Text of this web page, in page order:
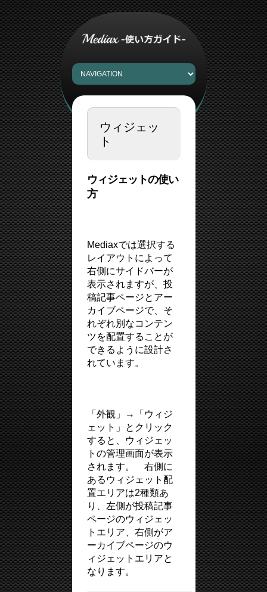
ウィジェッ
ト
ウィジェットの使い
方
Mediaxでは選択する
レイアウトによって
右側にサイドバーが
表示されますが、投
稿記事ページとアー
カイブページで、そ
れぞれ別なコンテン
ツを配置することが
できるように設計さ
れています。
「外観」→「ウィジ
ェット」とクリック
すると、ウィジェッ
トの管理画面が表示
されます。 右側に
あるウィジェット配
置エリアは2種類あ
り、左側が投稿記事
ページのウィジェッ
トエリア、右側がア
ーカイブページのウ
ィジェットエリアと
なります。